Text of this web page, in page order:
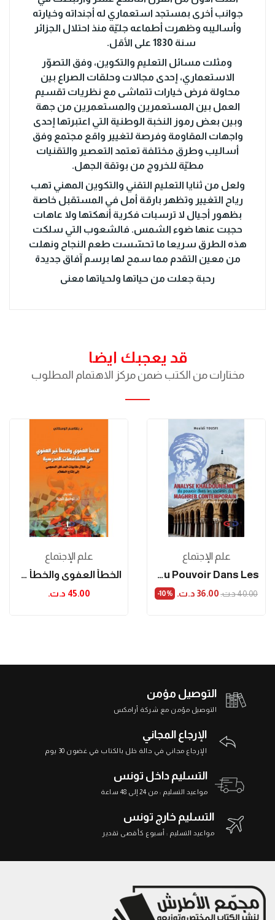
جوانب أخرى بمستجد استعماري له أجنداته وخيارته
وأساليبه وظهرت أطماعه جليّة منذ احتلال الجزائر
سنة 1830 على الأقل.
ومثلت مسائل التعليم والتكوين، وفق التصوّر
الاستعماري، إحدى مجالات وحلقات الصراع بين
محاولة فرض خيارات تتماشى مع نظريات تقسيم
العمل بين المستعمرين والمستعمرين من جهة
وبين بعض رموز النخبة الوطنية التي اعتبرتها إحدى
واجهات المقاومة وفرصة لتغيير واقع مجتمع وفق
أساليب وطرق مختلفة تعتمد التعصير والتقنيات
مطيّة للخروج من بوتقة الجهل.
ولعل من ثنايا التعليم التقني والتكوين المهني تهب
رياح التغيير وتظهر بارقة أمل في المستقبل خاصة
بظهور أجيال لا ترسبات فكرية أنهكتها ولا عاهات
حجبت عنها ضوء الشمس. فالشعوب التي سلكت
هذه الطرق سريعا ما تحسّست طعم النجاح ونهلت
من معين التقدم مما سمح لها برسم آفاق جديدة
رحبة جعلت من حياتها ولحياتها معنى
قد يعجبك ايضا
مختارات من الكتب ضمن مركز الاهتمام المطلوب
علم الإجتماع
الخطأ العفوي والخطأ غير العفوي في المشافهات...
45.00 د.ت.‏
علم الإجتماع
Analyse Khaldounienne Du Pouvoir Dans Les...
40.00 د.ت.‏ 36.00 د.ت.‏ ‎-10%
التوصيل مؤمن
التوصيل مؤمن مع شركة أرامكس
الإرجاع المجاني
الإرجاع مجاني في حالة خلل بالكتاب في غضون 30 يوم
التسليم داخل تونس
مواعيد التسليم : من 24 إلى 48 ساعة
التسليم خارج تونس
مواعيد التسليم : أسبوع كأقصى تقدير